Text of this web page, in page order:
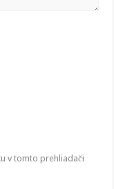
v tomto prehliadači